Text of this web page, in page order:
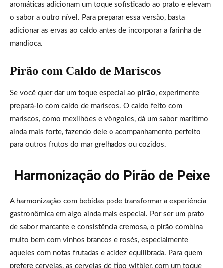
aromáticas adicionam um toque sofisticado ao prato e elevam
o sabor a outro nível. Para preparar essa versão, basta
adicionar as ervas ao caldo antes de incorporar a farinha de
mandioca.
Pirão com Caldo de Mariscos
Se você quer dar um toque especial ao pirão, experimente
prepará-lo com caldo de mariscos. O caldo feito com
mariscos, como mexilhões e vôngoles, dá um sabor marítimo
ainda mais forte, fazendo dele o acompanhamento perfeito
para outros frutos do mar grelhados ou cozidos.
Harmonização do Pirão de Peixe
A harmonização com bebidas pode transformar a experiência
gastronômica em algo ainda mais especial. Por ser um prato
de sabor marcante e consistência cremosa, o pirão combina
muito bem com vinhos brancos e rosés, especialmente
aqueles com notas frutadas e acidez equilibrada. Para quem
prefere cervejas, as cervejas do tipo witbier, com um toque